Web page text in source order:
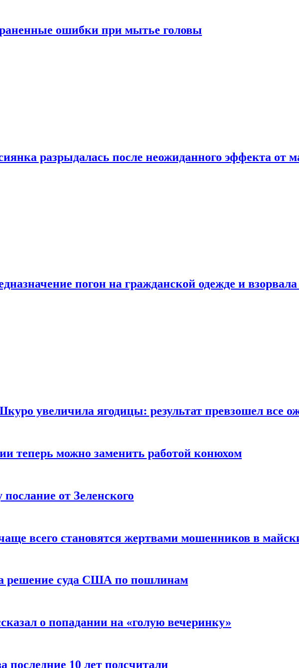
ошибки при мытье головы
разрыдалась после неожиданного эффекта от
погон на гражданской одежде и взорвала
увеличила ягодицы: результат превзошел все
теперь можно заменить работой конюхом
от Зеленского
всего становятся жертвами мошенников в
решение суда США по пошлинам
о попадании на «голую вечеринку»
последние 10 лет подсчитали